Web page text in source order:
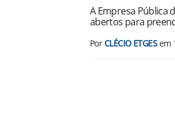
A Empresa Pública
abertos para
PorCLÉCIO ETGESem